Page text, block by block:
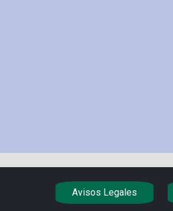
Avisos Legales